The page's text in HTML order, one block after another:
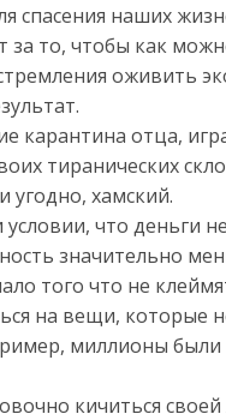
спасения наших
за то, чтобы как
оживить
карантина отца,
тиранических
угодно, хамский.
что деньги
значительно
того что не
на вещи, которые
миллионы
кичиться